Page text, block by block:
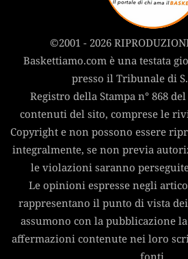
©2001 - 2026
Baskettiamo.com è una testata
presso il Tribunale di
Registro della Stampa n° 868
contenuti del sito, comprese le
Copyright e non possono essere
integralmente, se non previa
le violazioni saranno
Le opinioni espresse negli
rappresentano il punto di vista
assumono con la pubblicazione
affermazioni contenute nei loro
fonti.